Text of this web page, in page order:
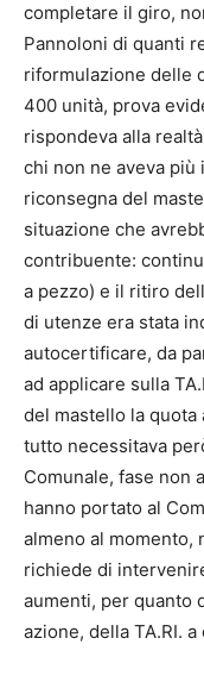
completare il giro,
Pannoloni di quanti
riformulazione delle
400 unità, prova
rispondeva alla
chi non ne aveva
riconsegna del
situazione che
contribuente:
a pezzo) e il ritiro
di utenze era stata
autocertificare, da
ad applicare sulla
del mastello la
tutto necessitava
Comunale, fase non
hanno portato al
almeno al momento,
richiede di
aumenti, per quanto
azione, della TA.RI.